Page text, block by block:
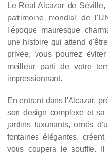
Le Real Alcazar de
patrimoine mondial de
l'époque mauresque
une histoire qui attend
privée, vous pourrez
meilleur parti de votre
impressionnant.
En entrant dans l'Alcazar,
son design complexe et sa
jardins luxuriants, ornés
fontaines élégantes,
vous coupera le souffle.